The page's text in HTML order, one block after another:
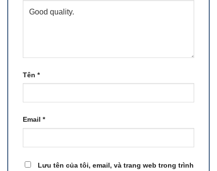
Tên *
Email *
Lưu tên của tôi, email, và trang web trong trình